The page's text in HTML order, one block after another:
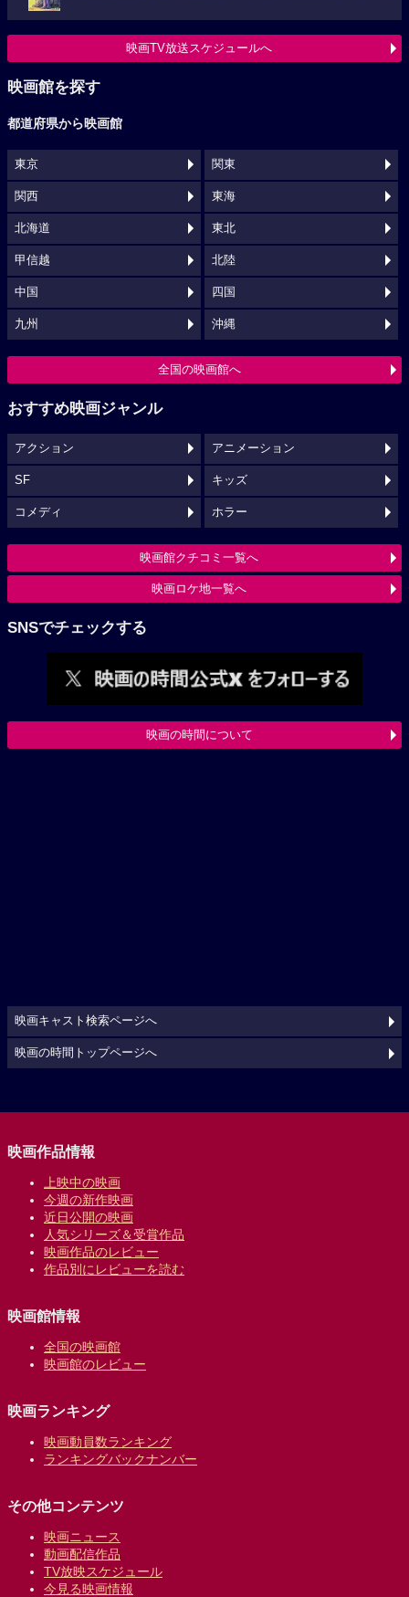
映画TV放送スケジュールへ
映画館を探す
都道府県から映画館
東京 関東
関西 東海
北海道 東北
甲信越 北陸
中国 四国
九州 沖縄
全国の映画館へ
おすすめ映画ジャンル
アクション アニメーション
SF キッズ
コメディ ホラー
映画館クチコミ一覧へ
映画ロケ地一覧へ
SNSでチェックする
映画の時間について
映画キャスト検索ページへ
映画の時間トップページへ
映画作品情報
上映中の映画
今週の新作映画
近日公開の映画
人気シリーズ＆受賞作品
映画作品のレビュー
作品別にレビューを読む
映画館情報
全国の映画館
映画館のレビュー
映画ランキング
映画動員数ランキング
ランキングバックナンバー
その他コンテンツ
映画ニュース
動画配信作品
TV放映スケジュール
今見る映画情報